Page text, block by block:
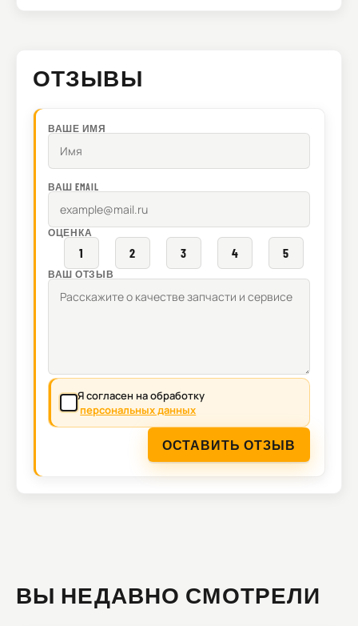
ОТЗЫВЫ
ВАШЕ ИМЯ
ВАШ EMAIL
ОЦЕНКА
1 2 3 4 5
ВАШ ОТЗЫВ
Я согласен на обработку
персональных данных
ОСТАВИТЬ ОТЗЫВ
ВЫ НЕДАВНО СМОТРЕЛИ